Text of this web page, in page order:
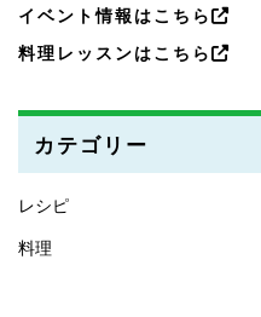
イベント情報はこちら
料理レッスンはこちら
カテゴリー
レシピ
料理